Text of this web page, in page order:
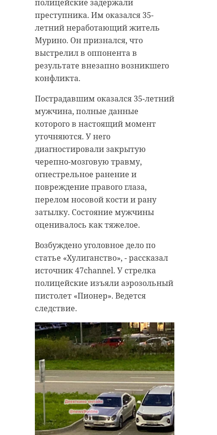
полицейские задержали
преступника. Им оказался 35-
летний неработающий житель
Мурино. Он признался, что
выстрелил в оппонента в
результате внезапно возникшего
конфликта.
Пострадавшим оказался 35-летний
мужчина, полные данные
которого в настоящий момент
уточняются. У него
диагностировали закрытую
черепно-мозговую травму,
огнестрельное ранение и
повреждение правого глаза,
перелом носовой кости и рану
затылку. Состояние мужчины
оценивалось как тяжелое.
Возбуждено уголовное дело по
статье «Хулиганство», - рассказал
источник 47channel. У стрелка
полицейские изъяли аэрозольный
пистолет «Пионер». Ведется
следствие.
Фото: Телеканал «СвирьИнфо»
лодейное поле
спецоперация
церемония прощания
погибший солдат
Поделиться статьей: